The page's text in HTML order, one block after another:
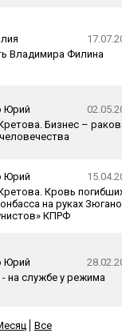
Владимира Филина
Юрий
Бизнес –
Юрий
Кровь
на руках
КПРФ
Юрий
на службе у режима
Все